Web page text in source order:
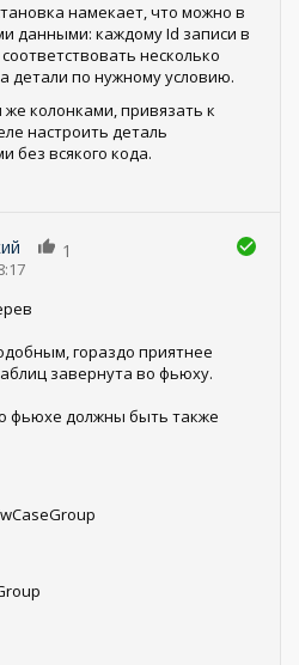
намекает, что можно в
данными: каждому Id записи в
несколько
детали по нужному условию.
колонками, привязать к
настроить деталь
без всякого кода.
1
гораздо приятнее
завернута во фьюху.
фьюхе должны быть также